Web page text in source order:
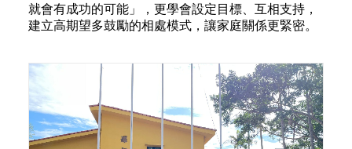
就會有成功的可能」，更學會設定目標、互相支持，
建立高期望多鼓勵的相處模式，讓家庭關係更緊密。